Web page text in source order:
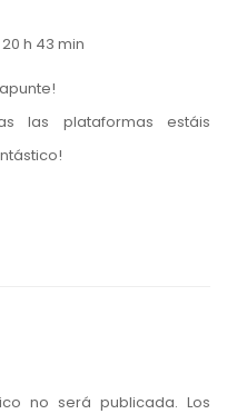
h 43 min
las plataformas estáis
no será publicada. Los